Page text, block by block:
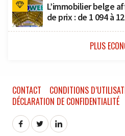
L’immobilier belge
de prix : de 1 094 à
PLUS
CONTACT
CONDITIONS
DÉCLARATION DE CONFIDENTIALITÉ